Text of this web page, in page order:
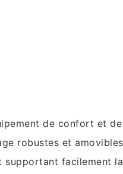
de confort et
robustes et
facilement